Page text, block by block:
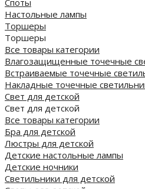
Настольные лампы
Торшеры
Торшеры
Все товары категории
Влагозащищенные точечные
Встраиваемые точечные
Накладные точечные
Свет для детской
Свет для детской
Все товары категории
Бра для детской
Люстры для детской
Детские настольные лампы
Детские ночники
Светильники для детской